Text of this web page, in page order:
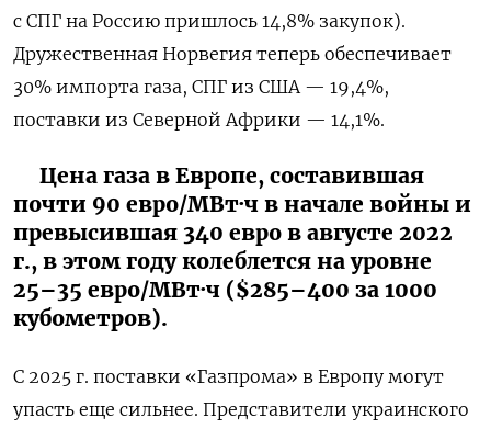
с СПГ на Россию пришлось 14,8% закупок).
Дружественная Норвегия теперь обеспечивает
30% импорта газа, СПГ из США — 19,4%,
поставки из Северной Африки — 14,1%.
Цена газа в Европе, составившая
почти 90 евро/МВт·ч в начале войны и
превысившая 340 евро в августе 2022
г., в этом году колеблется на уровне
25–35 евро/МВт·ч ($285–400 за 1000
кубометров).
С 2025 г. поставки «Газпрома» в Европу могут
упасть еще сильнее. Представители украинского